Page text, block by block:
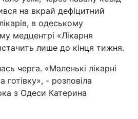
на вкрай дефіцитний
в одеському
медцентрі «Лікарня
лише до кінця тижня.
черга. «Маленькі лікарні
готівку», - розповіла
з Одеси Катерина